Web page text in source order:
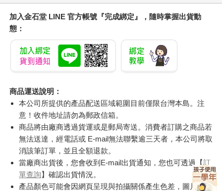
加入金石堂 LINE 官方帳號『完成綁定』，隨時掌握出貨動
態：
商品運送說明：
本公司所提供的產品配送區域範圍目前僅限台灣本島。注
意！收件地址請勿為郵政信箱。
商品將由廠商透過貨運或是郵局寄送。消費者訂購之商品若
無法送達，經電話或 E-mail無法聯繫逾三天者，本公司將取
消該筆訂單，並且全額退款。
當廠商出貨後，您會收到E-mail出貨通知，您也可透過【訂
單查詢】確認出貨情況。
產品顏色可能會因網頁呈現與拍攝關係產生色差，圖片僅供